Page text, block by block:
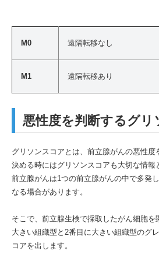
M0 遠隔転移なし
M1 遠隔転移あり
悪性度を判断するグリ
グリソンスコアとは、前立腺がんの悪性度
決める時にはグリソンスコアも大切な情報
前立腺がんは1つの前立腺がんの中で多発
なる場合があります。
そこで、前立腺生検で採取したがん細胞
大きい組織型と2番目に大きい組織型のグ
コアを出します。